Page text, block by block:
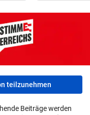
teilzunehmen
Beiträge werden